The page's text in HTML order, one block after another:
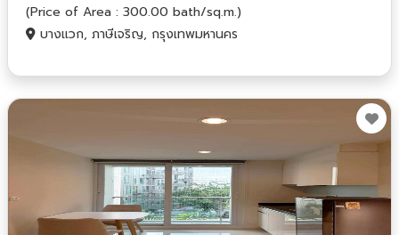
(Price of Area : 300.00 bath/sq.m.)
บางแวก, ภาษีเจริญ, กรุงเทพมหานคร